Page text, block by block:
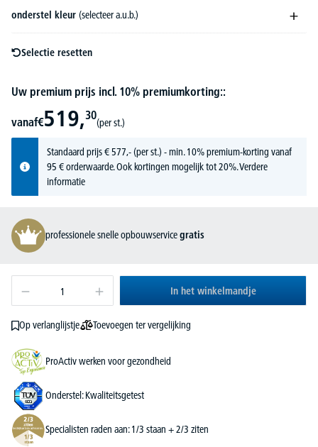
onderstel kleur (selecteer a.u.b.)
Selectie resetten
Uw premium prijs incl. 10% premiumkorting::
vanaf€519,30
(per st.)
Standaard prijs€ 577,-(per st.) - min. 10% premium-korting vanaf
95 € orderwaarde. Ook kortingen mogelijk tot 20%.Verdere
informatie
professionele snelle opbouwservicegratis
In het winkelmandje
Op verlanglijstje Toevoegen ter vergelijking
ProActiv werken voor gezondheid
Onderstel: Kwaliteitsgetest
Specialisten raden aan: 1/3 staan + 2/3 ziten